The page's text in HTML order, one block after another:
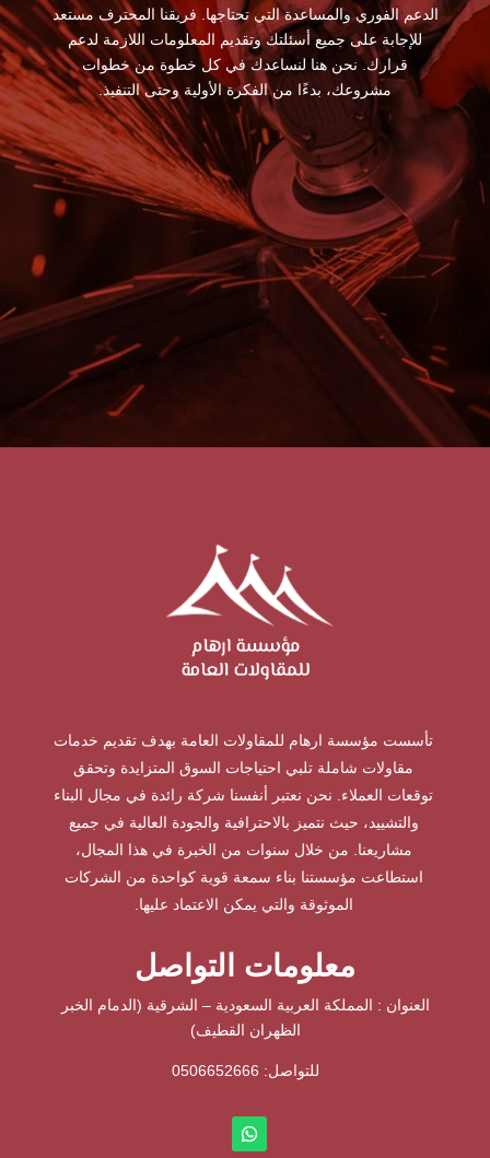
الدعم الفوري والمساعدة التي تحتاجها. فريقنا المحترف مستعد
للإجابة على جميع أسئلتك وتقديم المعلومات اللازمة لدعم
قرارك. نحن هنا لنساعدك في كل خطوة من خطوات
مشروعك، بدءًا من الفكرة الأولية وحتى التنفيذ.
تأسست مؤسسة ارهام للمقاولات العامة بهدف تقديم خدمات
مقاولات شاملة تلبي احتياجات السوق المتزايدة وتحقق
توقعات العملاء. نحن نعتبر أنفسنا شركة رائدة في مجال البناء
والتشييد، حيث نتميز بالاحترافية والجودة العالية في جميع
مشاريعنا. من خلال سنوات من الخبرة في هذا المجال،
استطاعت مؤسستنا بناء سمعة قوية كواحدة من الشركات
الموثوقة والتي يمكن الاعتماد عليها.
معلومات التواصل
العنوان : المملكة العربية السعودية – الشرقية (الدمام الخبر
الظهران القطيف)
للتواصل: ⁦ 0506652666